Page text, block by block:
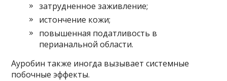
затрудненное заживление;
истончение кожи;
повышенная податливость в
перианальной области.
Ауробин также иногда вызывает системные
побочные эффекты.